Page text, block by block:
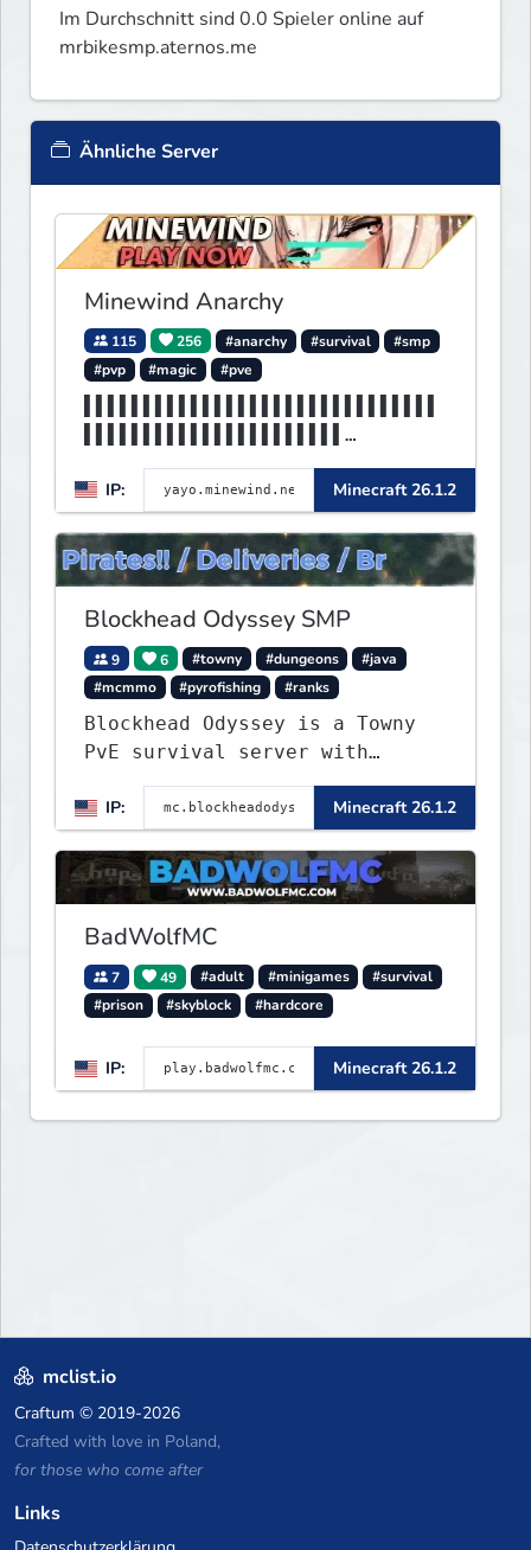
Im Durchschnitt sind 0.0 Spieler online auf
mrbikesmp.aternos.me
Ähnliche Server
Minewind Anarchy
115 256 #anarchy #survival
#smp
#pvp
#magic #pve
▌▌MINEWIND▌▌▌▌▌▌▌▌▌▌▌▌
IP: Minecraft 26.1.2
Blockhead Odyssey SMP
9 6 #towny #dungeons
#java
#mcmmo
#pyrofishing #ranks
Blockhead Odyssey is a Towny
PvE survival server with
permanent worlds, custom
fishing, quests, brewing,
pirate ships, dungeons,
collectibles, and seasonal
events. Build a town, hunt
treasure, and begin your
odyssey.
IP: Minecraft 26.1.2
BadWolfMC
7 49 #adult #minigames
#survival
#prison
#skyblock #hardcore
IP: Minecraft 26.1.2
mclist.io
Craftum © 2019-2026
Crafted with love in Poland,
for those who come after
Links